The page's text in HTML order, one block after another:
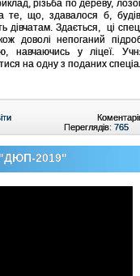
різьба по дереву,
те, що, здавалося б,
дівчатам. Здається, ці
доволі непоганий
навчаючись у ліцеї.
на одну з поданих
Переглядів: 765
"ДЮП-2019"